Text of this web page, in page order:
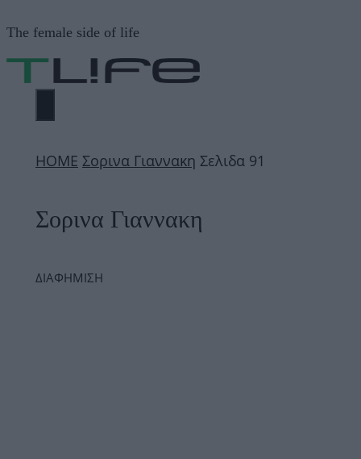
σε
περιεχόμενο
The female side of life
ΜΕΝΟΎ
ΗΟΜΕ Σορινα Γιαννακη Σελιδα 91
Σορινα Γιαννακη
ΔΙΑΦΗΜΙΣΗ